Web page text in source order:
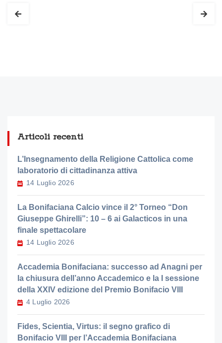
Articoli recenti
L’Insegnamento della Religione Cattolica come
laboratorio di cittadinanza attiva
14 Luglio 2026
La Bonifaciana Calcio vince il 2° Torneo “Don
Giuseppe Ghirelli”: 10 – 6 ai Galacticos in una
finale spettacolare
14 Luglio 2026
Accademia Bonifaciana: successo ad Anagni per
la chiusura dell’anno Accademico e la I sessione
della XXIV edizione del Premio Bonifacio VIII
4 Luglio 2026
Fides, Scientia, Virtus: il segno grafico di
Bonifacio VIII per l’Accademia Bonifaciana